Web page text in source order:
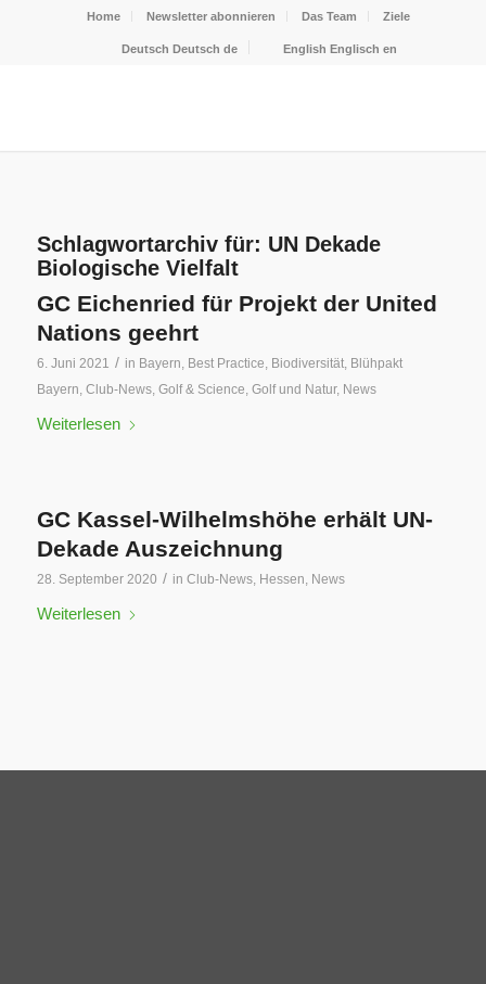
Home Newsletter abonnieren Das Team Ziele
Deutsch Deutsch de English Englisch en
Schlagwortarchiv für: UN Dekade
Biologische Vielfalt
GC Eichenried für Projekt der United
Nations geehrt
6. Juni 2021 / in Bayern, Best Practice, Biodiversität, Blühpakt
Bayern, Club-News, Golf & Science, Golf und Natur, News
Weiterlesen
GC Kassel-Wilhelmshöhe erhält UN-
Dekade Auszeichnung
28. September 2020 / in Club-News, Hessen, News
Weiterlesen